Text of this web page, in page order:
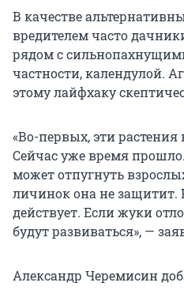
В качестве
вредителем часто
рядом с
частности, календулой.
этому лайфхаку
«Во-первых, эти
Сейчас уже время
может отпугнуть
личинок она не защитит.
действует. Если жуки
будут развиваться», —
Александр Черемисин